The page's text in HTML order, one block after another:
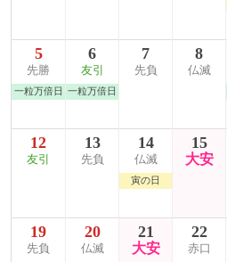
5
先勝
一粒万倍日
6
友引
一粒万倍日
7
先負
8
仏滅
12
友引
13
先負
14
仏滅
寅の日
15
大安
19
先負
20
仏滅
21
大安
22
赤口